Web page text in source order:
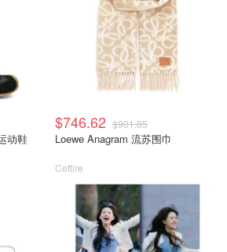
动鞋
$746.62 $901.85
Loewe Anagram 流苏围巾
Cettire